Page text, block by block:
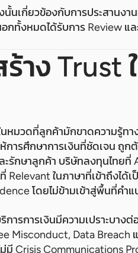
นเกี่ยวข้องกับการประสานง
กทั้งหมดได้รับการ Review แ
าง Trust
นหมวดที่ลูกค้ามักขาดความรู้ท
การศึกษาการเงินที่ชัดเจน ถูก
ะรักษาลูกค้า บริษัทลงทุนไทย
ในภาษาที่เข้าถึงได้
โดยไม่ข้ามเข้าสู่พื้นที่คำแ
การการเงินมีความเปราะบาง
Misconduct, Data
มี Crisis Communications